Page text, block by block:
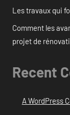
Les travaux qui
Comment les
projet de
Recent
A WordPress